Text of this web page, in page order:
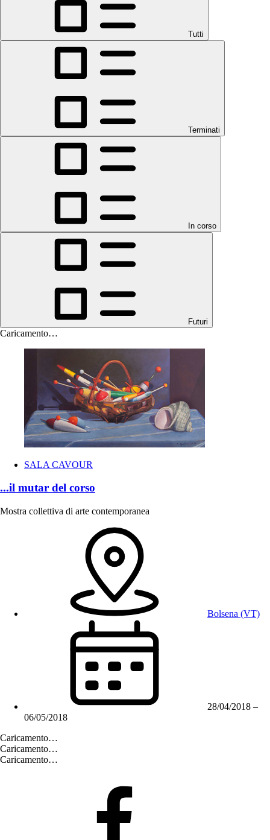
Tutti
Terminati
In corso
Futuri
Caricamento…
SALA CAVOUR
...il mutar del corso
Mostra collettiva di arte contemporanea
Bolsena (VT)
28/04/2018 –
06/05/2018
Caricamento…
Caricamento…
Caricamento…